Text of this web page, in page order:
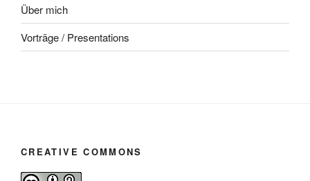
Über mich
Vorträge / Presentations
CREATIVE COMMONS